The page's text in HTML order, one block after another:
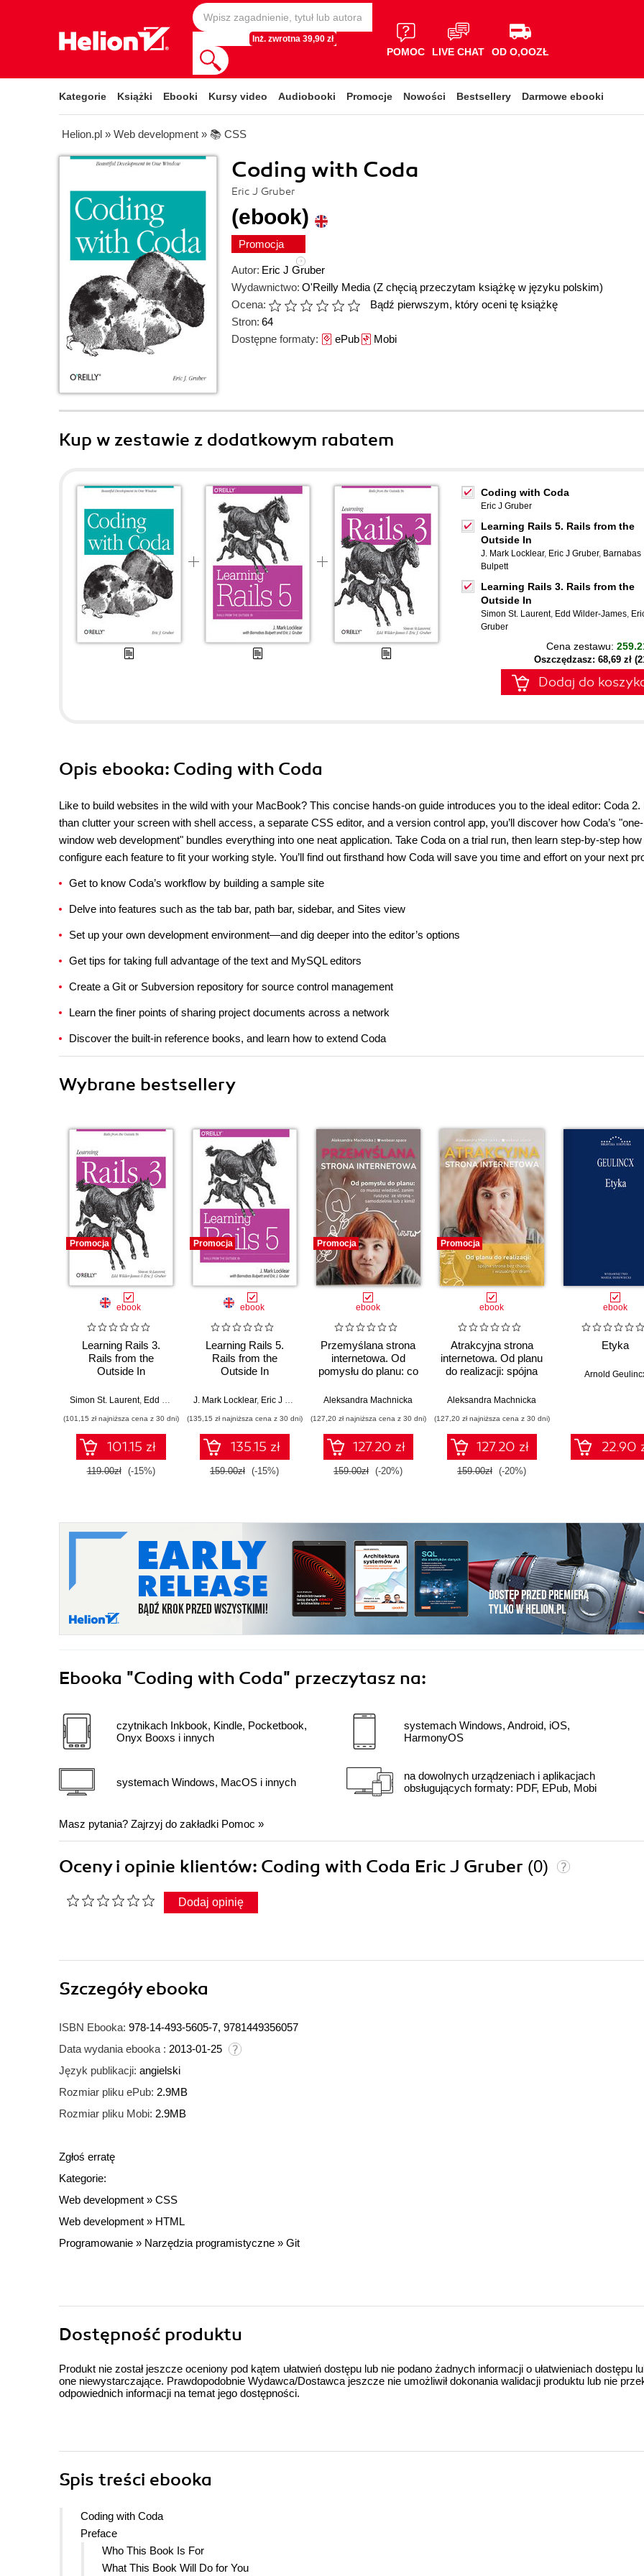
Inż. zwrotna 39,90 zł
POMOC LIVE CHAT OD O,OOZŁ
Kategorie Książki Ebooki Kursy video Audiobooki Promocje Nowości Bestsellery Darmowe ebooki
Helion.pl » Web development » 📚 CSS
Coding with Coda
Eric J Gruber
(ebook)
Promocja
Autor: Eric J Gruber
Wydawnictwo: O'Reilly Media (Z chęcią przeczytam książkę w języku polskim)
Ocena:
Bądź pierwszym, który oceni tę książkę
Stron: 64
Dostępne formaty: ePubMobi
Kup w zestawie z dodatkowym rabatem
Coding with Coda
Eric J Gruber
Learning Rails 5. Rails from the
Outside In
J. Mark Locklear, Eric J Gruber, Barnabas
Bulpett
Learning Rails 3. Rails from the
Outside In
Simon St. Laurent, Edd Wilder-James,
Gruber
Cena zestawu:
Oszczędzasz: 68,69 zł
Dodaj do
Opis ebooka: Coding with Coda
Like to build websites in the wild with your MacBook? This concise hands-on guide introduces you to the ideal editor: Coda 2.
than clutter your screen with shell access, a separate CSS editor, and a version control app, you’ll discover how Coda’s "one-
window web development" bundles everything into one neat application. Take Coda on a trial run, then learn step-by-step how
configure each feature to fit your working style. You’ll find out firsthand how Coda will save you time and effort on your next
Get to know Coda’s workflow by building a sample site
Delve into features such as the tab bar, path bar, sidebar, and Sites view
Set up your own development environment—and dig deeper into the editor’s options
Get tips for taking full advantage of the text and MySQL editors
Create a Git or Subversion repository for source control management
Learn the finer points of sharing project documents across a network
Discover the built-in reference books, and learn how to extend Coda
Wybrane bestsellery
Promocja
ebook
Learning Rails 3.
Rails from the
Outside In
Simon St. Laurent, Edd Wilder-James ,Eric J Gruber
(101,15 zł najniższa cena z 30 dni)
101.15 zł
119.00zł (-15%)
Promocja
ebook
Learning Rails 5.
Rails from the
Outside In
J. Mark Locklear, Eric J Gruber Barnabas Bulpett
(135,15 zł najniższa cena z 30 dni)
135.15 zł
159.00zł (-15%)
Promocja
ebook
Przemyślana strona
internetowa. Od
pomysłu do planu: co
zanim ruszysz ze
lub z kimś!
Aleksandra Machnicka
(127,20 zł najniższa cena z 30 dni)
127.20 zł
159.00zł (-20%)
Promocja
ebook
Atrakcyjna strona
internetowa. Od planu
do realizacji: spójna
wizualnych dram
Aleksandra Machnicka
(127,20 zł najniższa cena z 30 dni)
127.20 zł
159.00zł (-20%)
ebook
Etyka
Arnold
22.90
Ebooka "Coding with Coda" przeczytasz na:
czytnikach Inkbook, Kindle, Pocketbook,
Onyx Booxs i innych
systemach Windows, MacOS i innych
systemach Windows, Android, iOS,
HarmonyOS
na dowolnych urządzeniach i aplikacjach
obsługujących formaty: PDF, EPub, Mobi
Masz pytania? Zajrzyj do zakładki Pomoc »
Oceny i opinie klientów: Coding with Coda Eric J Gruber (0)
Dodaj opinię
Szczegółyebooka
ISBN Ebooka: 978-14-493-5605-7, 9781449356057
Data wydania ebooka : 2013-01-25
Język publikacji: angielski
Rozmiar pliku ePub: 2.9MB
Rozmiar pliku Mobi: 2.9MB
Zgłoś erratę
Kategorie:
Web development » CSS
Web development » HTML
Programowanie » Narzędzia programistyczne » Git
Dostępność produktu
Produkt nie został jeszcze oceniony pod kątem ułatwień dostępu lub nie podano żadnych informacji o ułatwieniach dostępu
one niewystarczające. Prawdopodobnie Wydawca/Dostawca jeszcze nie umożliwił dokonania walidacji produktu lub nie
odpowiednich informacji na temat jego dostępności.
Spis treści ebooka
Coding with Coda
Preface
Who This Book Is For
What This Book Will Do for You